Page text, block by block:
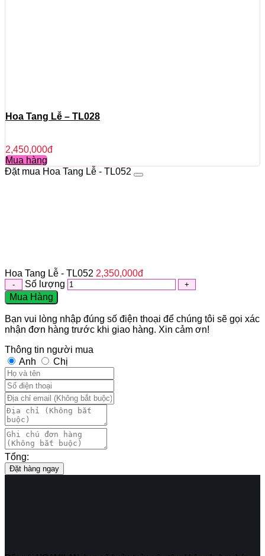
Hoa Tang Lễ – TL028
2,450,000đ
Mua hàng
Đặt mua Hoa Tang Lễ - TL052
Hoa Tang Lễ - TL052 2,350,000đ
Số lượng
Mua Hàng
Bạn vui lòng nhập đúng số điện thoại để chúng tôi sẽ gọi xác
nhận đơn hàng trước khi giao hàng. Xin cảm ơn!
Thông tin người mua
Anh
Chị
Tổng:
Đặt hàng ngay